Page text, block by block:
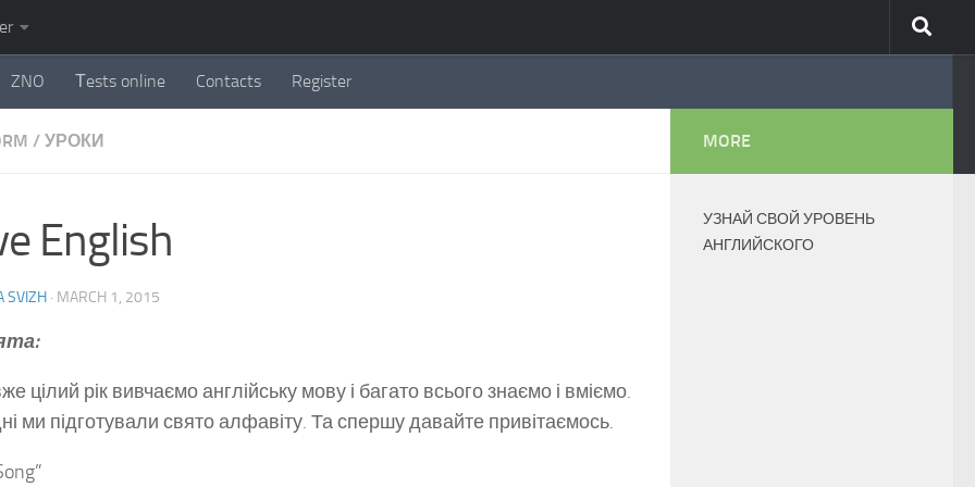
ZNO Тests online Contacts Register
/ УРОКИ
English
SVIZH · MARCH 1, 2015
цілий рік вивчаємо англійську мову і багато всього знаємо і вміємо.
ми підготували свято алфавіту. Та спершу давайте привітаємось.
MORE
УЗНАЙ СВОЙ УРОВЕНЬ
АНГЛИЙСКОГО